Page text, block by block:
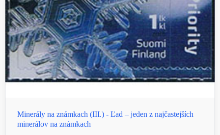
Minerály na známkach (III.) - Ľad – jeden z najčastejších
minerálov na známkach